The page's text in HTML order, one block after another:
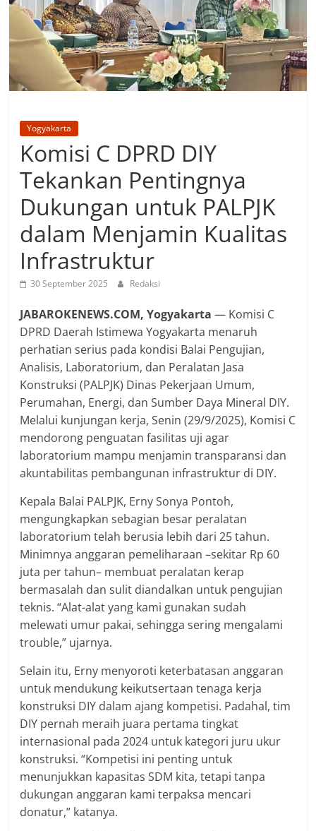
Yogyakarta
Komisi C DPRD DIY
Tekankan Pentingnya
Dukungan untuk PALPJK
dalam Menjamin Kualitas
Infrastruktur
30 September 2025 Redaksi
JABAROKENEWS.COM, Yogyakarta — Komisi C
DPRD Daerah Istimewa Yogyakarta menaruh
perhatian serius pada kondisi Balai Pengujian,
Analisis, Laboratorium, dan Peralatan Jasa
Konstruksi (PALPJK) Dinas Pekerjaan Umum,
Perumahan, Energi, dan Sumber Daya Mineral DIY.
Melalui kunjungan kerja, Senin (29/9/2025), Komisi C
mendorong penguatan fasilitas uji agar
laboratorium mampu menjamin transparansi dan
akuntabilitas pembangunan infrastruktur di DIY.
Kepala Balai PALPJK, Erny Sonya Pontoh,
mengungkapkan sebagian besar peralatan
laboratorium telah berusia lebih dari 25 tahun.
Minimnya anggaran pemeliharaan –sekitar Rp 60
juta per tahun– membuat peralatan kerap
bermasalah dan sulit diandalkan untuk pengujian
teknis. “Alat-alat yang kami gunakan sudah
melewati umur pakai, sehingga sering mengalami
trouble,” ujarnya.
Selain itu, Erny menyoroti keterbatasan anggaran
untuk mendukung keikutsertaan tenaga kerja
konstruksi DIY dalam ajang kompetisi. Padahal, tim
DIY pernah meraih juara pertama tingkat
internasional pada 2024 untuk kategori juru ukur
konstruksi. “Kompetisi ini penting untuk
menunjukkan kapasitas SDM kita, tetapi tanpa
dukungan anggaran kami terpaksa mencari
donatur,” katanya.